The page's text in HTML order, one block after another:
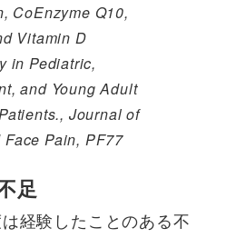
CoEnzyme Q10,
Vitamin D
in Pediatric,
and Young Adult
Journal of
Face Pain, PF77
足
経験したことのある不